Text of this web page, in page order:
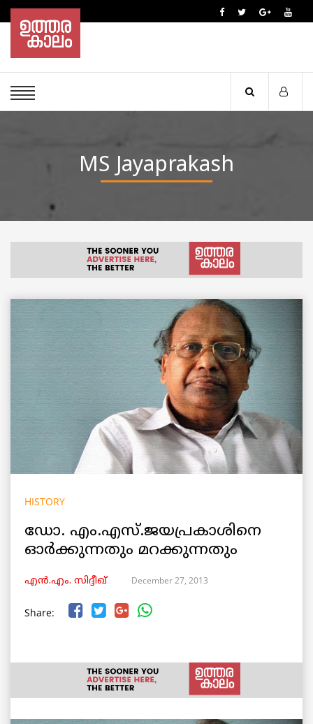
MS Jayaprakash
HISTORY
ഡോ. എം.എസ്.ജയപ്രകാശിനെ
ഓര്‍ക്കുന്നതും മറക്കുന്നതും
എൻ.എം. സിദ്ദീഖ് December 27, 2013
Share: